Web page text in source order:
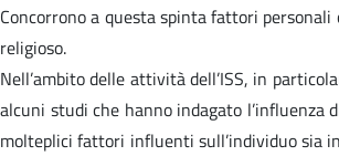
Concorrono a questa spinta fattori personali
religioso.
Nell’ambito delle attività dell’ISS, in
alcuni studi che hanno indagato
molteplici fattori influenti sull’individuo sia